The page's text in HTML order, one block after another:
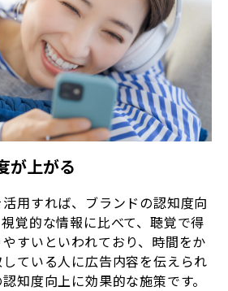
が上がる
用すれば、ブランドの認知度向
覚的な情報に比べて、聴覚で得
すいといわれており、時間をか
ている人に広告内容を伝えられ
知度向上に効果的な施策です。